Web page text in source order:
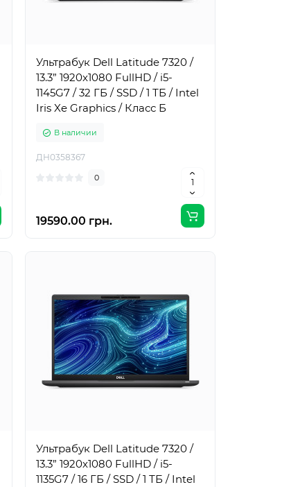
Ультрабук Dell Latitude 7320 /
13.3” 1920x1080 FullHD / i5-
1145G7 / 32 ГБ / SSD / 1 ТБ / Intel
Iris Xe Graphics / Класс Б
В наличии
ДН0358367
0
19590.00 грн.
Ультрабук Dell Latitude 7320 /
13.3” 1920x1080 FullHD / i5-
1135G7 / 16 ГБ / SSD / 1 ТБ / Intel